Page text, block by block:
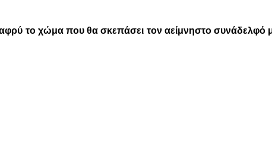
το χώμα που θα σκεπάσει τον αείμνηστο συνάδελφό